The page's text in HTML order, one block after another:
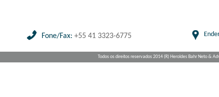
Fone/Fax: +55 41 3323-6775
Todos os direitos reservados 2014 (R) Heroldes Bahr Neto &